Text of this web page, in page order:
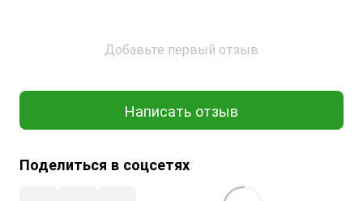
Добавьте первый отзыв
Написать отзыв
Поделиться в соцсетях